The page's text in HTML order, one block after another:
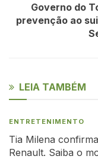
Governo do
prevenção ao
LEIA TAMBÉM
ENTRETENIMENTO
Tia Milena
Renault. Saiba o